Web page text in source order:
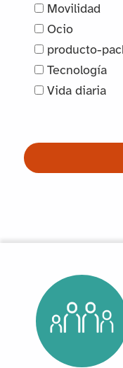
Movilidad
Ocio
producto-
Tecnología
Vida diaria